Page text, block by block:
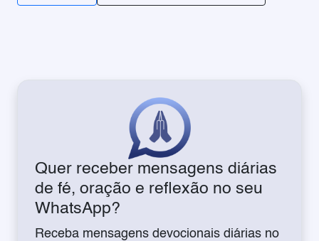
Quer receber mensagens diárias
de fé, oração e reflexão no seu
WhatsApp?
Receba mensagens devocionais diárias no